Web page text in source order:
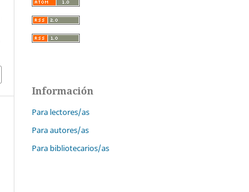
Información
Para lectores/as
Para autores/as
Para bibliotecarios/as